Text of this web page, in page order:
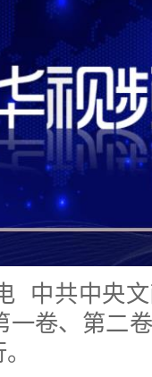
共中央文
一卷、第二